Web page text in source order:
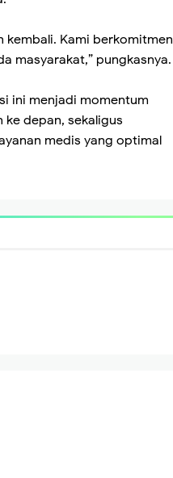
kembali. Kami berkomitmen
masyarakat,” pungkasnya.
ini menjadi momentum
depan, sekaligus
medis yang optimal